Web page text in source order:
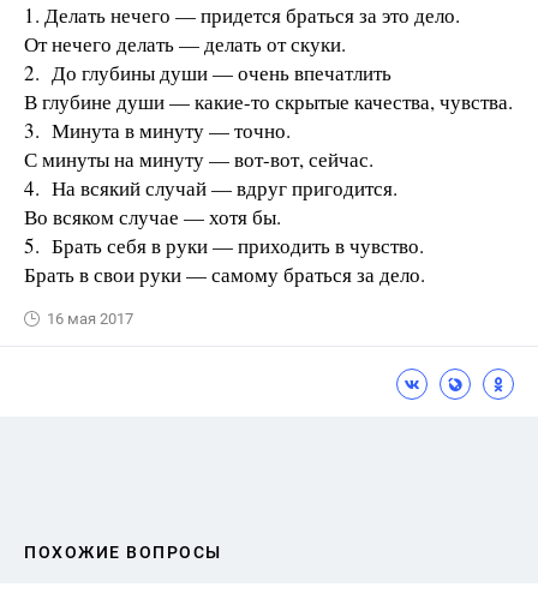
1. Делать нечего — придется браться за это дело.
От нечего делать — делать от скуки.
2. До глубины души — очень впечатлить
В глубине души — какие-то скрытые качества, чувства.
3. Минута в минуту — точно.
С минуты на минуту — вот-вот, сейчас.
4. На всякий случай — вдруг пригодится.
Во всяком случае — хотя бы.
5. Брать себя в руки — приходить в чувство.
Брать в свои руки — самому браться за дело.
16 мая 2017
ПОХОЖИЕ ВОПРОСЫ